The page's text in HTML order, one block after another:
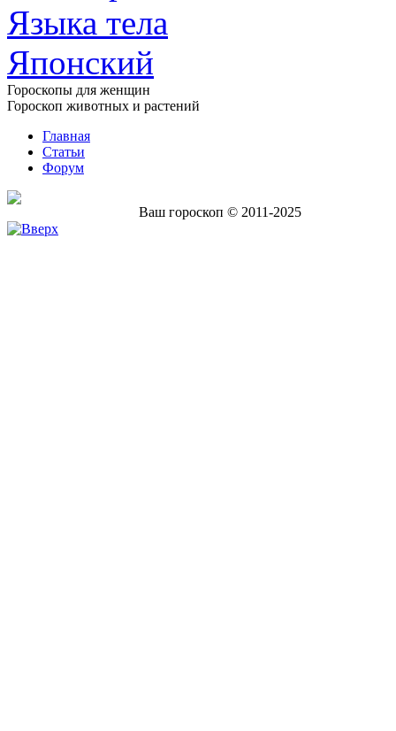
Языка тела
Японский
Гороскопы для женщин
Гороскоп животных и растений
Главная
Статьи
Форум
Ваш гороскоп © 2011-2025